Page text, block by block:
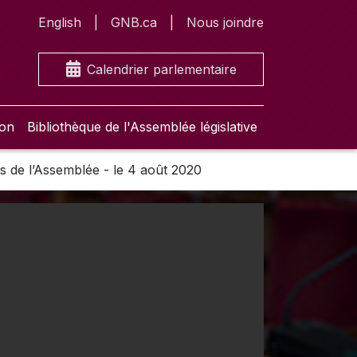
English GNB.ca Nous joindre
Calendrier parlementaire
Bibliothèque de l'Assemblée législative
l’Assemblée - le 4 août 2020